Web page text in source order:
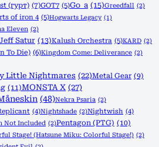
(гурт) (7)GOT7 (5)Go_a (15)Greedfall (2)
of iron 4 (5)Hogwarts Legacy (1)
Eleven (2)
Satur (13)Kalush Orchestra (5)KARD (2)
To Die) (6)Kingdom Come: Deliverance (2)
Little Nightmares (22)Metal Gear (9)
(11)MONSTA X (27)
(48)Nekra Psaria (2)
(4)Nightshade (2)Nightwish (4)
Not Included (2)Pentagon (PTG) (10)
Stage! (Hatsune Miku: Colorful Stage!) (2)